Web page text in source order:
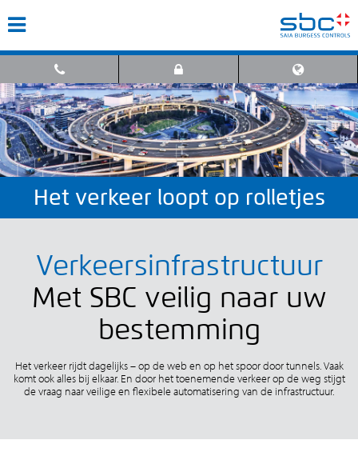
Het verkeer loopt op rolletjes
Verkeersinfrastructuur
Met SBC veilig naar uw
bestemming
Het verkeer rijdt dagelijks – op de web en op het spoor door tunnels. Vaak
komt ook alles bij elkaar. En door het toenemende verkeer op de weg stijgt
de vraag naar veilige en flexibele automatisering van de infrastructuur.